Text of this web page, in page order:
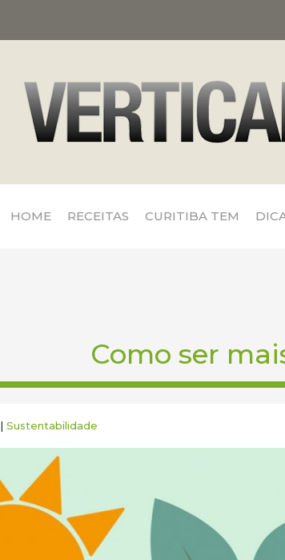
HOME RECEITAS CURITIBA TEM
Como ser
|Sustentabilidade